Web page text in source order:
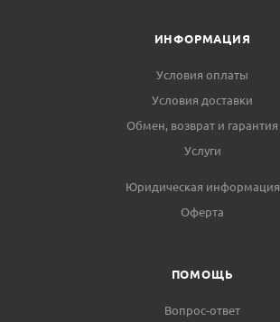
ИНФОРМАЦИЯ
Условия оплаты
Условия доставки
Обмен, возврат и гарантия
Услуги
Юридическая информация
Оферта
ПОМОЩЬ
Вопрос-ответ